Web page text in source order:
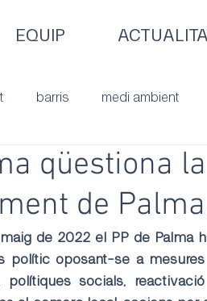
EQUIP
barris medi ambient
qüestiona
de
de 2022 el PP de Palma
polític oposant-se a
polítiques socials,